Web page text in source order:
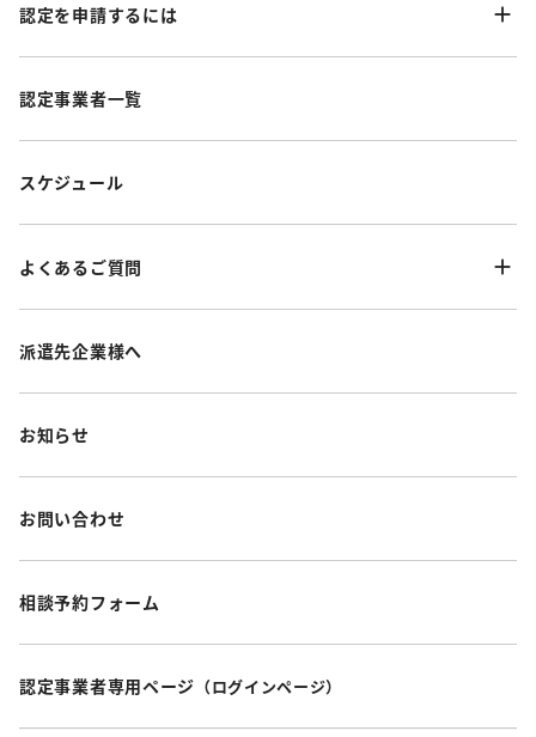
認定を申請するには
認定事業者一覧
スケジュール
よくあるご質問
派遣先企業様へ
お知らせ
お問い合わせ
相談予約フォーム
認定事業者専用ページ （ログインページ）